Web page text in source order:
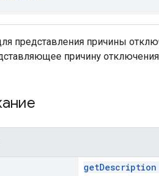
представления причины
причину
getDescription